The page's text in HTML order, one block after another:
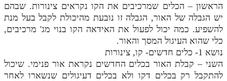
דף היומי בזוהר הקדוש
הראשון – הכלים שמרכיבים את הקו נקראים צינורות. שבהם
יש הגבלה של האור, הגבלה זו נובעת מהיכולת לקבל בעל מנת
להשפיע. כמה יכול לפעול את האידאה הקו בנוי מג' מרכיבים,
כלי שהוא העיגול המסך והאור.
נושא 1- כלים חדשים- קו, צינורות
השני – קבלת האור בכלים החדשים נקראת אור פנימי. שיכול
להתקבל רק בכלים דקו ולא בכלים דעיגולים שנשארו לאחר